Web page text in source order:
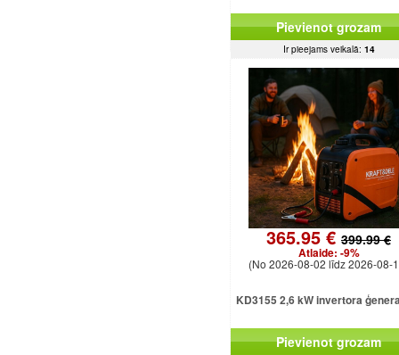
Pievienot grozam
Ir pieejams veikalā: 14
365.95 €399.99 €
Atlaide: -9%
(No 2026-08-02 līdz 2026-08-
KD3155 2,6 kW invertora
Pievienot grozam